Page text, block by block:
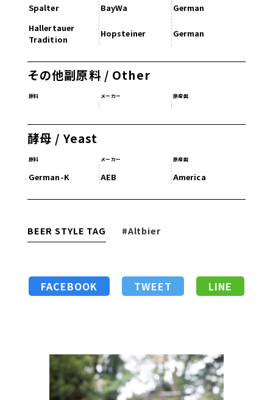
Spalter
BayWa
German
Hallertauer
Tradition
Hopsteiner German
その他副原料 / Other
原料 メーカー 原産国
酵母 / Yeast
原料 メーカー 原産国
German-K AEB America
BEER STYLE TAG #Altbier
FACEBOOK TWEET LINE